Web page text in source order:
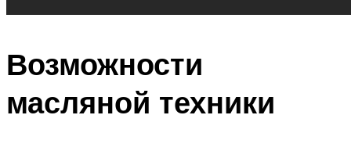
Возможности
масляной техники